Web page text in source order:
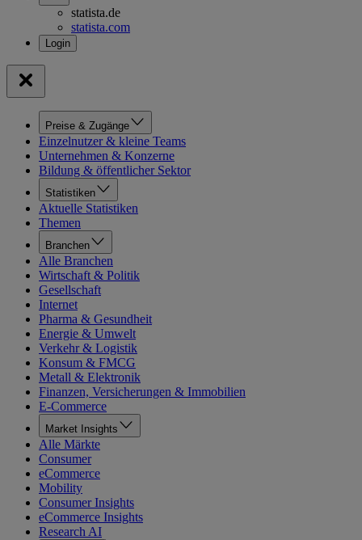
statista.de
statista.com
Preise & Zugänge
Einzelnutzer & kleine Teams
Unternehmen & Konzerne
Bildung & öffentlicher Sektor
Statistiken
Aktuelle Statistiken
Themen
Branchen
Alle Branchen
Wirtschaft & Politik
Gesellschaft
Internet
Pharma & Gesundheit
Energie & Umwelt
Verkehr & Logistik
Konsum & FMCG
Metall & Elektronik
Finanzen, Versicherungen & Immobilien
E-Commerce
Market Insights
Alle Märkte
Consumer
eCommerce
Mobility
Consumer Insights
eCommerce Insights
Research AI